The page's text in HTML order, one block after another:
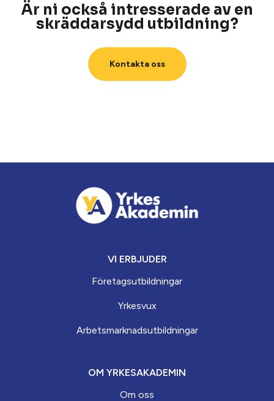
Är ni också intresserade av en
skräddarsydd utbildning?
Kontakta oss
VI ERBJUDER
Företagsutbildningar
Yrkesvux
Arbets­marknads­­utbildningar
OM YRKESAKADEMIN
Om oss